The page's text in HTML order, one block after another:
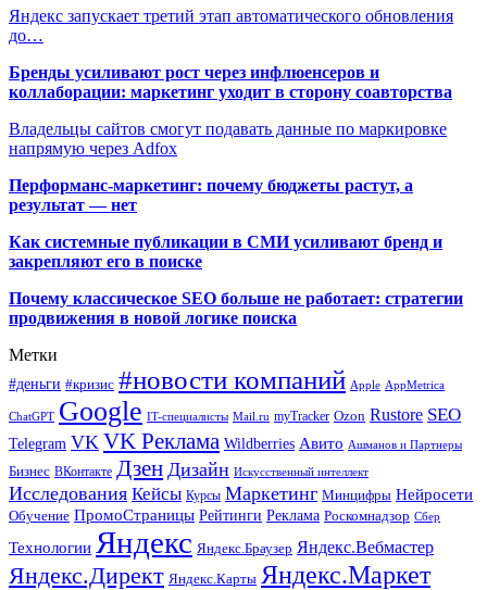
Яндекс запускает третий этап автоматического обновления
до…
Бренды усиливают рост через инфлюенсеров и
коллаборации: маркетинг уходит в сторону соавторства
Владельцы сайтов смогут подавать данные по маркировке
напрямую через Adfox
Перформанс-маркетинг: почему бюджеты растут, а
результат — нет
Как системные публикации в СМИ усиливают бренд и
закрепляют его в поиске
Почему классическое SEO больше не работает: стратегии
продвижения в новой логике поиска
Метки
#деньги #кризис #новости компаний Apple AppMetrica
ChatGPT Google IT-специалисты Mail.ru myTracker Ozon Rustore SEO
Telegram VK VK Реклама Wildberries Авито Ашманов и Партнеры
Бизнес ВКонтакте Дзен Дизайн Искусственный интеллект
Исследования Кейсы Курсы Маркетинг Минцифры Нейросети
Обучение ПромоСтраницы Рейтинги Реклама Роскомнадзор Сбер
Технологии Яндекс Яндекс.Браузер Яндекс.Вебмастер
Яндекс.Директ Яндекс.Карты Яндекс.Маркет